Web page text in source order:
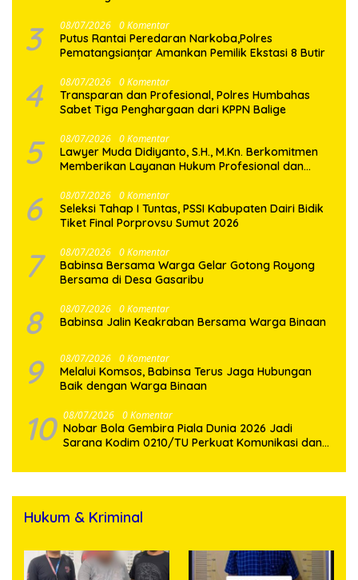
3 08/07/2026 0 Komentar
Putus Rantai Peredaran Narkoba,Polres
Pematangsianțar Amankan Pemilik Ekstasi 8 Butir
4 08/07/2026 0 Komentar
Transparan dan Profesional, Polres Humbahas
Sabet Tiga Penghargaan dari KPPN Balige
5 08/07/2026 0 Komentar
Lawyer Muda Didiyanto, S.H., M.Kn. Berkomitmen
Memberikan Layanan Hukum Profesional dan
6 08/07/2026 0 Komentar
Seleksi Tahap I Tuntas, PSSI Kabupaten Dairi Bidik
Tiket Final Porprovsu Sumut 2026
7 08/07/2026 0 Komentar
Babinsa Bersama Warga Gelar Gotong Royong
Bersama di Desa Gasaribu
8 08/07/2026 0 Komentar
Babinsa Jalin Keakraban Bersama Warga Binaan
9 08/07/2026 0 Komentar
Melalui Komsos, Babinsa Terus Jaga Hubungan
Baik dengan Warga Binaan
10 08/07/2026 0 Komentar
Nobar Bola Gembira Piala Dunia 2026 Jadi
Sarana Kodim 0210/TU Perkuat Komunikasi dan
Hukum & Kriminal